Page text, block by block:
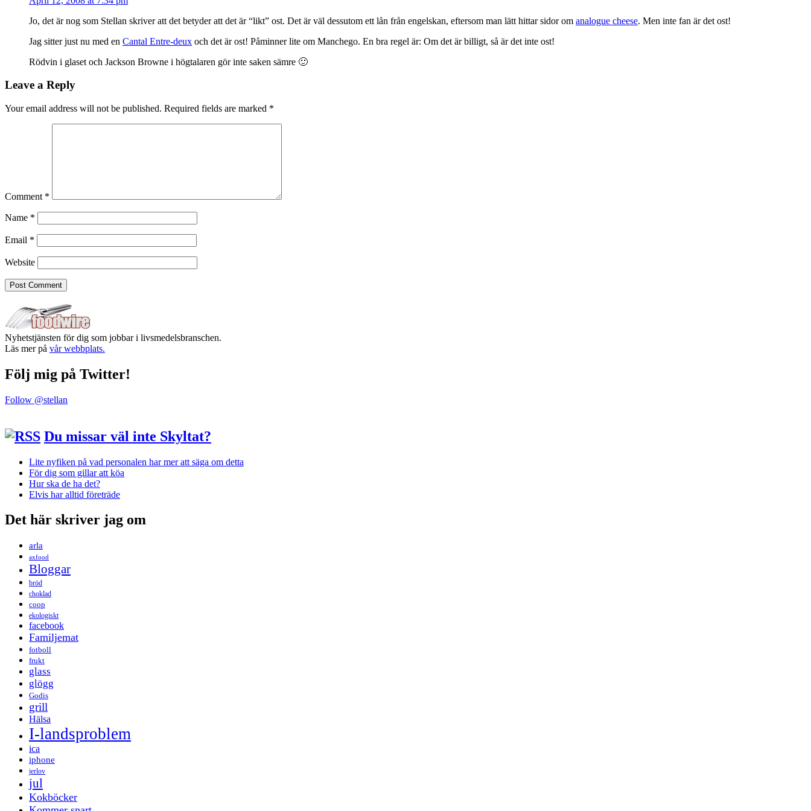
Jo, det är nog som Stellan skriver att det betyder att det är “likt” ost. Det är väl dessutom ett lån från engelskan, eftersom man lätt hittar sidor om analogue cheese. Men inte fan är det ost!
Jag sitter just nu med en Cantal Entre-deux och det är ost! Påminner lite om Manchego. En bra regel är: Om det är billigt, så är det inte ost!
Rödvin i glaset och Jackson Browne i högtalaren gör inte saken sämre 🙂
Leave a Reply
Your email address will not be published. Required fields are marked *
Comment *
Name *
Email *
Website
Nyhetstjänsten för dig som jobbar i livsmedelsbranschen.
Läs mer på vår webbplats.
Följ mig på Twitter!
Follow @stellan
Du missar väl inte Skyltat?
Lite nyfiken på vad personalen har mer att säga om detta
För dig som gillar att köa
Hur ska de ha det?
Elvis har alltid företräde
Det här skriver jag om
arla
axfood
Bloggar
bröd
choklad
coop
ekologiskt
facebook
Familjemat
fotboll
frukt
glass
glögg
Godis
grill
Hälsa
I-landsproblem
ica
iphone
jerlov
jul
Kokböcker